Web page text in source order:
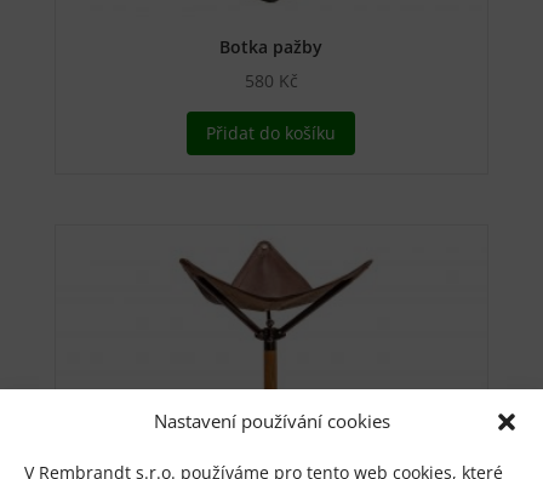
Nastavení používání cookies
V Rembrandt s.r.o. používáme pro tento web cookies, které
Botka pažby
580 Kč
Přidat do košíku